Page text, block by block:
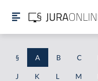
§ A B C
J K L M